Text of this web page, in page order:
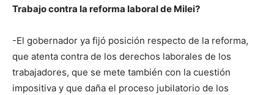
Trabajo contra la reforma laboral de Milei?
-El gobernador ya fijó posición respecto de la reforma,
que atenta contra de los derechos laborales de los
trabajadores, que se mete también con la cuestión
impositiva y que daña el proceso jubilatorio de los